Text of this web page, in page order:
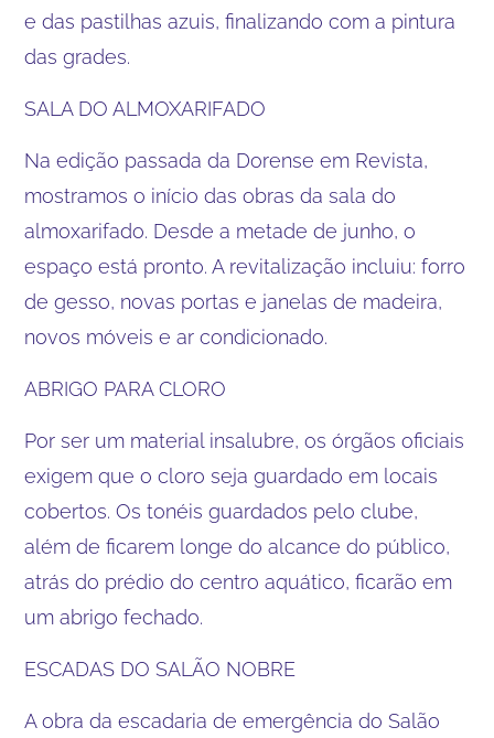
e das pastilhas azuis, finalizando com a pintura
das grades.
SALA DO ALMOXARIFADO
Na edição passada da Dorense em Revista,
mostramos o início das obras da sala do
almoxarifado. Desde a metade de junho, o
espaço está pronto. A revitalização incluiu: forro
de gesso, novas portas e janelas de madeira,
novos móveis e ar condicionado.
ABRIGO PARA CLORO
Por ser um material insalubre, os órgãos oficiais
exigem que o cloro seja guardado em locais
cobertos. Os tonéis guardados pelo clube,
além de ficarem longe do alcance do público,
atrás do prédio do centro aquático, ficarão em
um abrigo fechado.
ESCADAS DO SALÃO NOBRE
A obra da escadaria de emergência do Salão